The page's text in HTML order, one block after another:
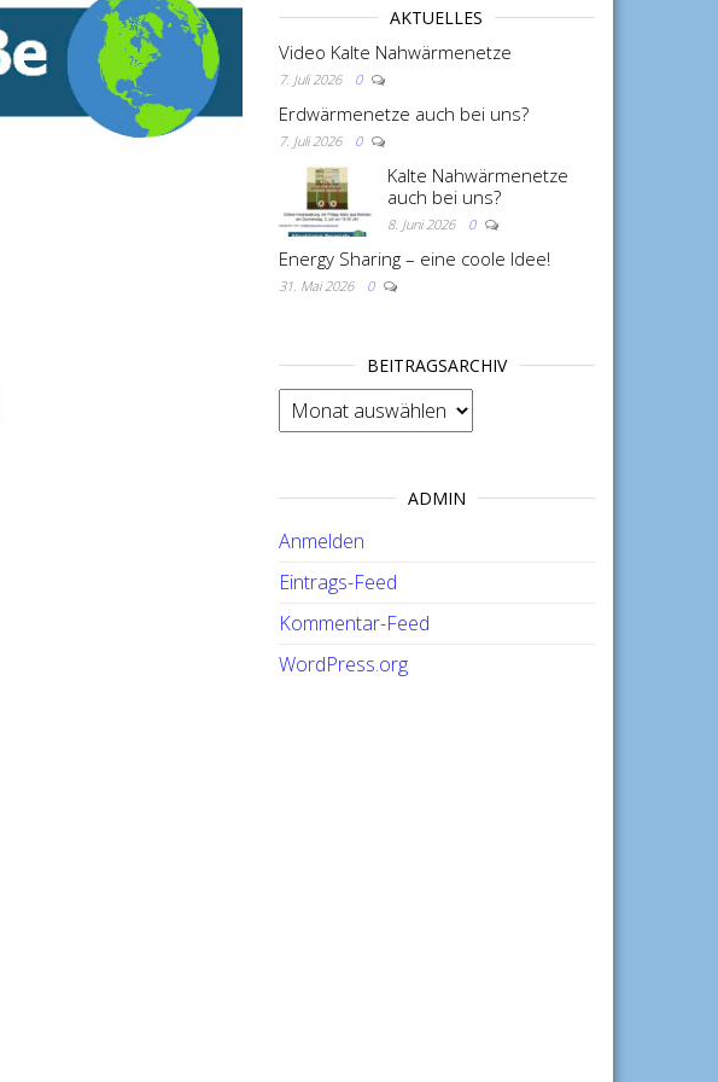
AKTUELLES
Video Kalte Nahwärmenetze
7. Juli 2026 0
Erdwärmenetze auch bei uns?
7. Juli 2026 0
Kalte Nahwärmenetze
auch bei uns?
8. Juni 2026 0
Energy Sharing – eine coole Idee!
31. Mai 2026 0
BEITRAGSARCHIV
BEITRAGSARCHIV
ADMIN
Anmelden
Eintrags-Feed
Kommentar-Feed
WordPress.org